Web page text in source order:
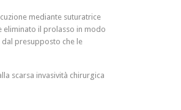
mediante suturatrice
eliminato il prolasso in modo
dal presupposto che le
scarsa invasività chirurgica